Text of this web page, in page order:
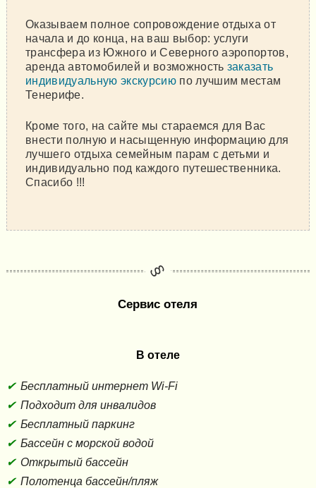
Оказываем полное сопровождение отдыха от
начала и до конца, на ваш выбор: услуги
трансфера из Южного и Северного аэропортов,
аренда автомобилей и возможность заказать
индивидуальную экскурсиюпо лучшим местам
Тенерифе.
Кроме того, на сайте мы стараемся для Вас
внести полную и насыщенную информацию для
лучшего отдыха семейным парам с детьми и
индивидуально под каждого путешественника.
Спасибо !!!
Сервис отеля
В отеле
Бесплатный интернет Wi-Fi
Подходит для инвалидов
Бесплатный паркинг
Бассейн с морской водой
Открытый бассейн
Полотенца бассейн/пляж